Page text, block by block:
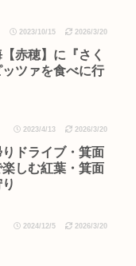
2023/10/15 2026/3/20
赤穂】に『さく
ツァを食べに行
2023/4/13 2026/3/20
りドライブ・箕面
しむ紅葉・箕面
2024/12/5 2026/3/20